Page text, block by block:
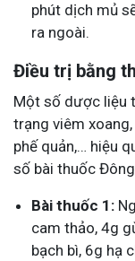
phút dịch mủ
ra ngoài.
Điều trị bằng
Một số dược liệu
trạng viêm
phế quản,… hiệu
số bài thuốc
Bài thuốc 1:
cam thảo, 4g
bạch bì, 6g hạ